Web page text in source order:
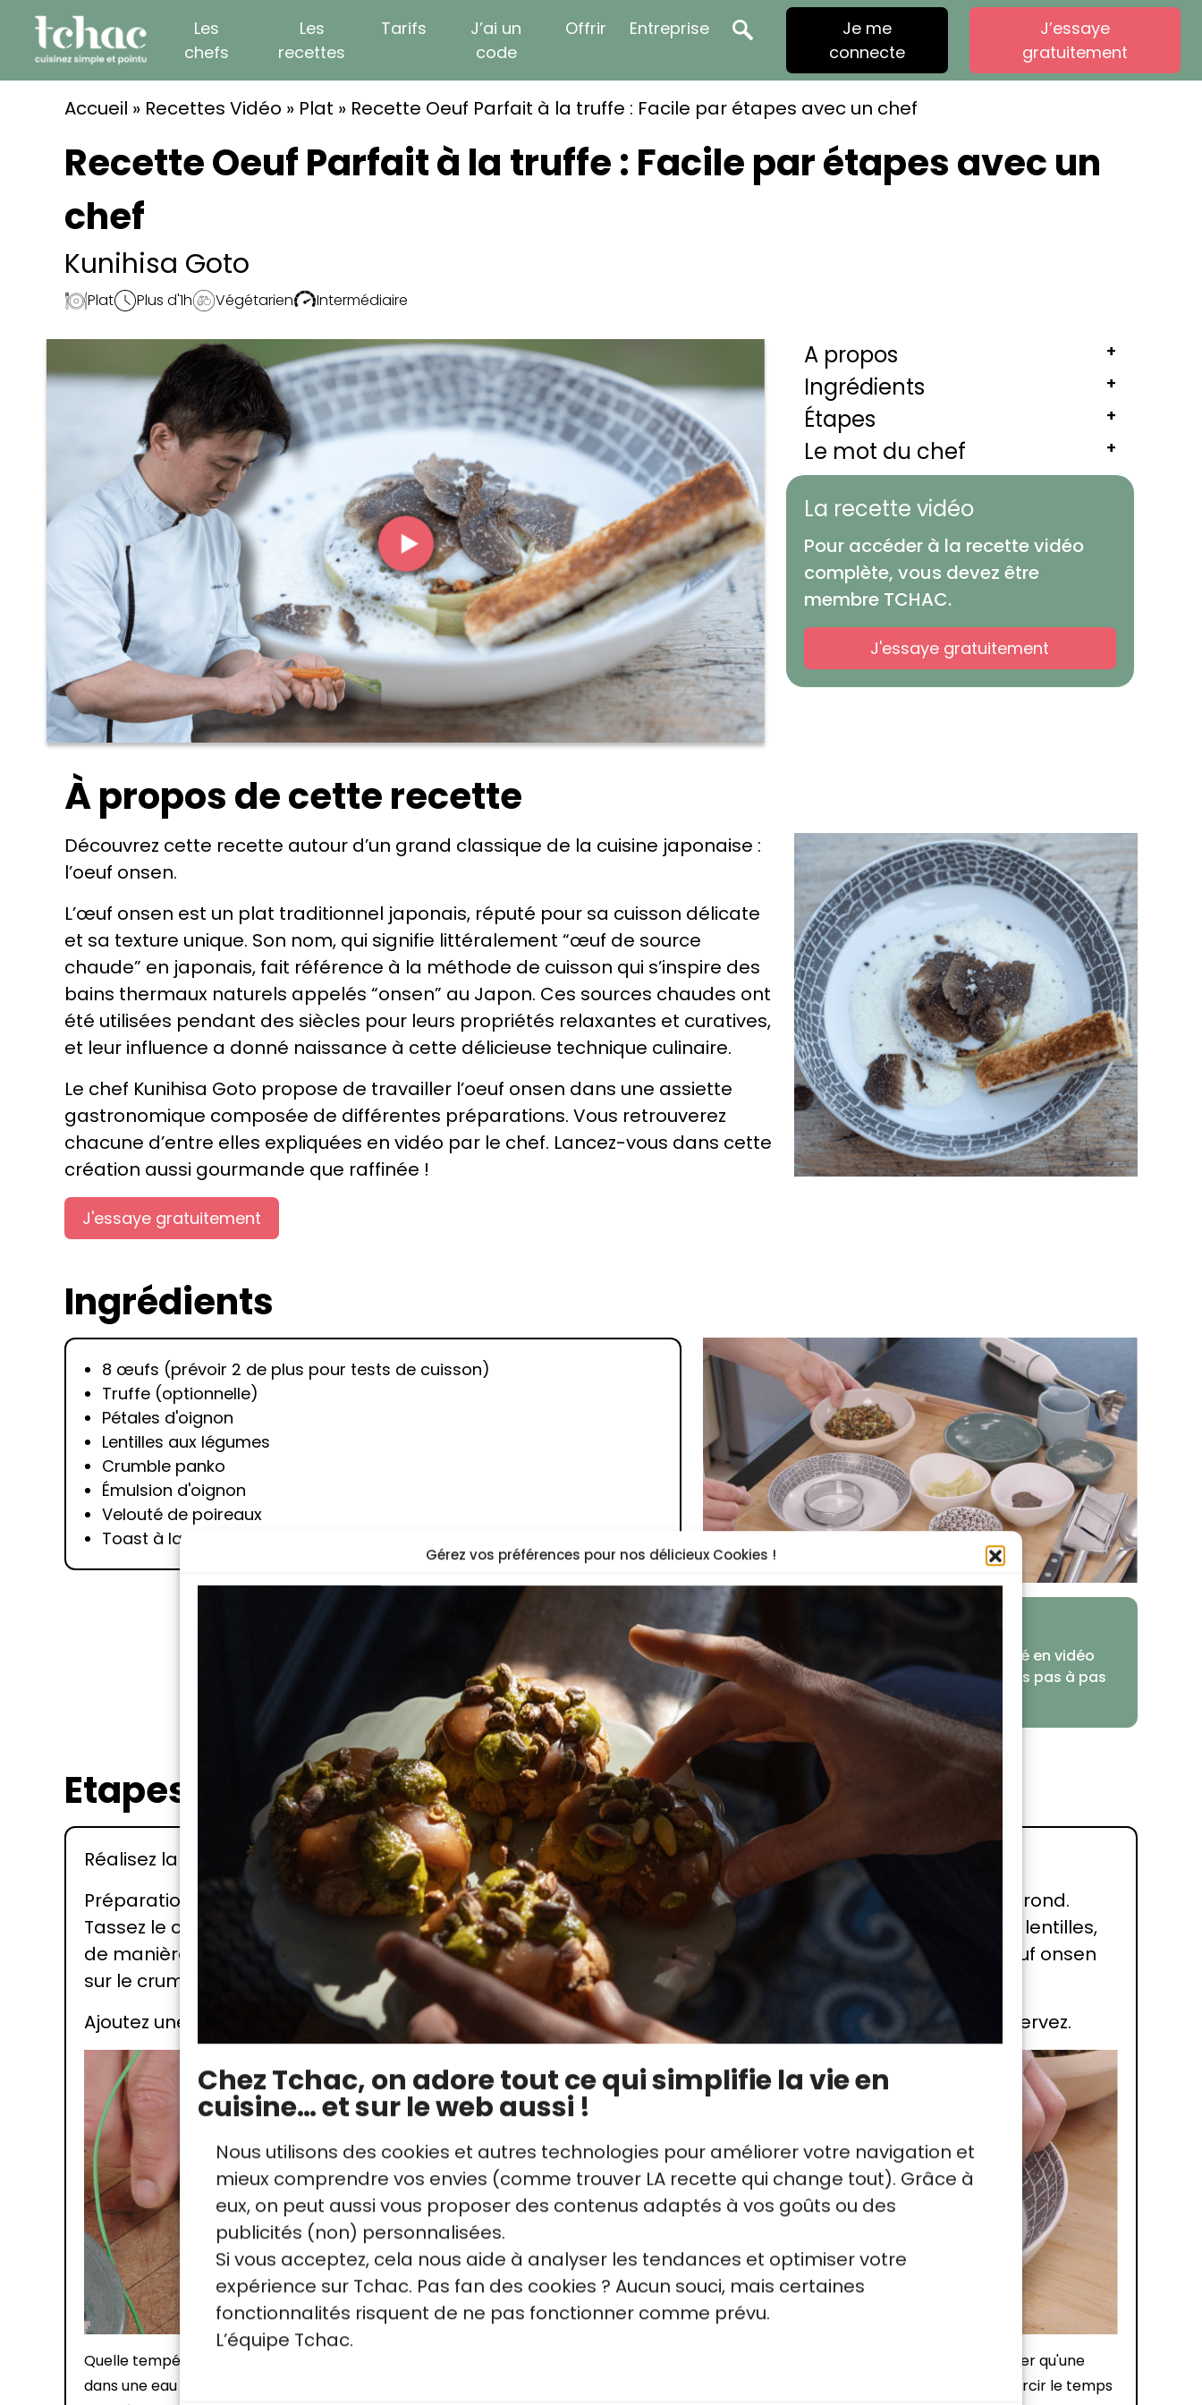
Gérez vos préférences pour nos délicieux Cookies !
Chez Tchac, on adore tout ce qui simplifie la vie en
cuisine… et sur le web aussi !
Nous utilisons des cookies et autres technologies pour améliorer votre navigation et
mieux comprendre vos envies (comme trouver LA recette qui change tout). Grâce à
eux, on peut aussi vous proposer des contenus adaptés à vos goûts ou des
publicités (non) personnalisées.
Si vous acceptez, cela nous aide à analyser les tendances et optimiser votre
expérience sur Tchac. Pas fan des cookies ? Aucun souci, mais certaines
fonctionnalités risquent de ne pas fonctionner comme prévu.
L’équipe Tchac.
content
Les
chefs
Les
recettes
Tarifs
J’ai un
code
Offrir Entreprise
Je me
connecte
J’essaye
gratuitement
Accueil » Recettes Vidéo » Plat » Recette Oeuf Parfait à la truffe : Facile par étapes avec un chef
Recette Oeuf Parfait à la truffe : Facile par étapes avec un
chef
Kunihisa Goto
Plat Plus d'1h Végétarien Intermédiaire
A propos +
Ingrédients +
Étapes +
Le mot du chef +
La recette vidéo
Pour accéder à la recette vidéo
complète, vous devez être
membre TCHAC.
J'essaye gratuitement
À propos de cette recette
Découvrez cette recette autour d’un grand classique de la cuisine japonaise :
l’oeuf onsen.
L’œuf onsen est un plat traditionnel japonais, réputé pour sa cuisson délicate
et sa texture unique. Son nom, qui signifie littéralement “œuf de source
chaude” en japonais, fait référence à la méthode de cuisson qui s’inspire des
bains thermaux naturels appelés “onsen” au Japon. Ces sources chaudes ont
été utilisées pendant des siècles pour leurs propriétés relaxantes et curatives,
et leur influence a donné naissance à cette délicieuse technique culinaire.
Le chef Kunihisa Goto propose de travailler l’oeuf onsen dans une assiette
gastronomique composée de différentes préparations. Vous retrouverez
chacune d’entre elles expliquées en vidéo par le chef. Lancez-vous dans cette
création aussi gourmande que raffinée !
J'essaye gratuitement
Ingrédients
8 œufs (prévoir 2 de plus pour tests de cuisson)
Truffe (optionnelle)
Pétales d'oignon
Lentilles aux légumes
Crumble panko
Émulsion d'oignon
Velouté de poireaux
Toast à la truffe
+
Chacun de ces éléments est expliqué en vidéo
par le chef. Retrouvez les explications pas à pas
dans son cours en ligne.
Etapes
Réalisez la cuisson de l’oeuf Onsen. Retrouvez les conseils du chef pour réussir cette cuisson !
Préparation de l’assiette : Disposez 4 cuillères à soupe de lentilles au centre de l’assiette, en formant un rond.
Tassez le centre avec le dos d’une cuillère pour former un puit. Disposez les pétales d’oignon autour des lentilles,
de manière à les faire adhérer. Ajoutez une poignée de crumble dans le puit. Déposez délicatement l’œuf onsen
sur le crumble.
Ajoutez une cuillère d’émulsion d’oignon, un peu de velouté de poireaux et quelques lamelles de truffe. Servez.
Quelle température de cuisson pour l'oeuf onsen ? L'oeuf onsen est cuit
dans une eau à 65°C, pendant environ 35 minutes. Contrôlez la
Comment simplifier cette assiette ? Vous pouvez ne réaliser qu'une
partie des éléments qui composent l'assiette, pour raccourcir le temps